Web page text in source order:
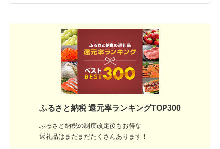
ふるさと納税 還元率ランキングTOP300
ふるさと納税の制度改定後もお得な
返礼品はまだまだたくさんあります！